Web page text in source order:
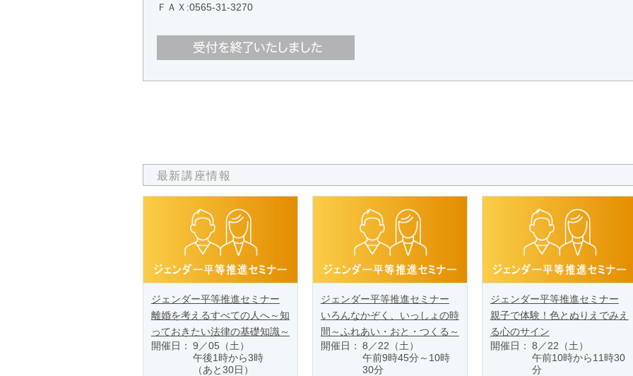
ＦＡＸ:0565-31-3270
最新講座情報
ジェンダー平等推進セミナー
離婚を考えるすべての人へ～知
っておきたい法律の基礎知識～
開催日： 9／05（土）
午後1時から3時
（あと30日）
ジェンダー平等推進セミナー
いろんなかぞく、いっしょの時
間～ふれあい・おと・つくる～
開催日： 8／22（土）
午前9時45分～10時
30分
ジェンダー平等推進セミナー
親子で体験！色とぬりえでみえ
る心のサイン
開催日： 8／22（土）
午前10時から11時30
分